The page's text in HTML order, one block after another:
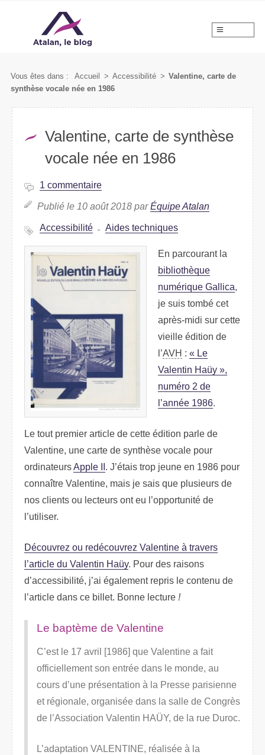
Vous êtes dans : Accueil > Accessibilité > Valentine, carte de
synthèse vocale née en 1986
Valentine, carte de synthèse
vocale née en 1986
1 commentaire
Publié le 10 août 2018 parÉquipe Atalan
Accessibilité Aides techniques
En parcourant la
bibliothèque
numérique Gallica,
je suis tombé cet
après-midi sur cette
vieille édition de
l’AVH :« Le
Valentin Haüy »,
numéro 2 de
l’année 1986.
Le tout premier article de cette édition parle de
Valentine, une carte de synthèse vocale pour
ordinateursApple II . J’étais trop jeune en 1986 pour
connaître Valentine, mais je sais que plusieurs de
nos clients ou lecteurs ont eu l’opportunité de
l’utiliser.
Découvrez ou redécouvrez Valentine à travers
l’article du Valentin Haüy. Pour des raisons
d’accessibilité, j’ai également repris le contenu de
l’article dans ce billet. Bonne lecture !
Le baptème de Valentine
C’est le 17 avril [1986] que Valentine a fait
officiellement son entrée dans le monde, au
cours d’une présentation à la Presse parisienne
et régionale, organisée dans la salle de Congrès
de l’Association Valentin HAÜY, de la rue Duroc.
L’adaptation VALENTINE, réalisée à la